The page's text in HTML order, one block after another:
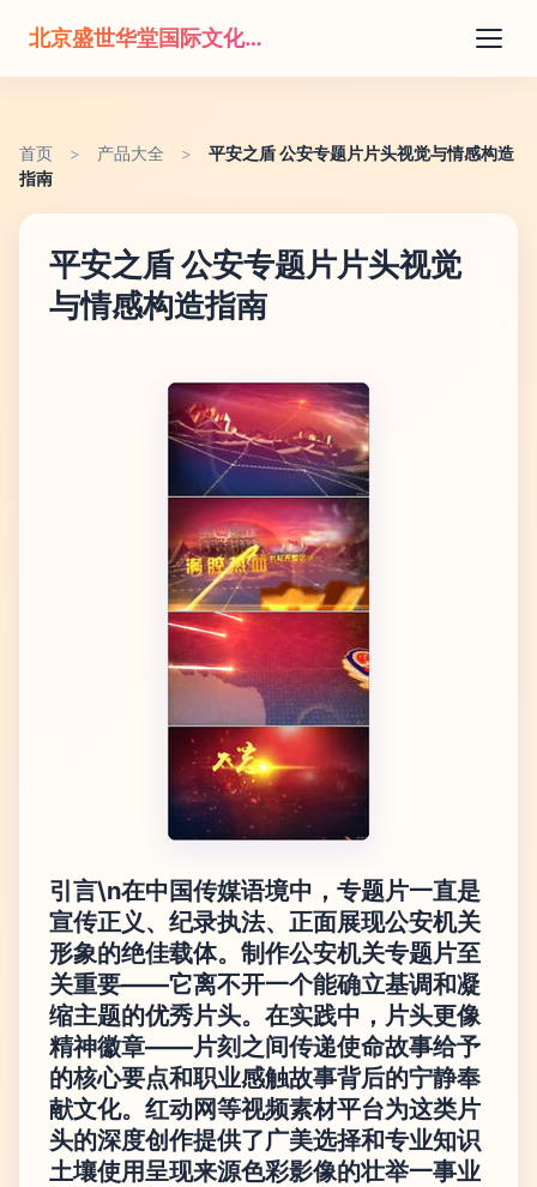
北京盛世华堂国际文化传播有限公司
首页 > 产品大全 >
平安之盾 公安专题片片头视觉与情感构造
指南
平安之盾 公安专题片片头视觉
与情感构造指南
引言\n在中国传媒语境中，专题片一直是
宣传正义、纪录执法、正面展现公安机关
形象的绝佳载体。制作公安机关专题片至
关重要——它离不开一个能确立基调和凝
缩主题的优秀片头。在实践中，片头更像
精神徽章——片刻之间传递使命故事给予
的核心要点和职业感触故事背后的宁静奉
献文化。红动网等视频素材平台为这类片
头的深度创作提供了广美选择和专业知识
土壤使用呈现来源色彩影像的壮举一事业